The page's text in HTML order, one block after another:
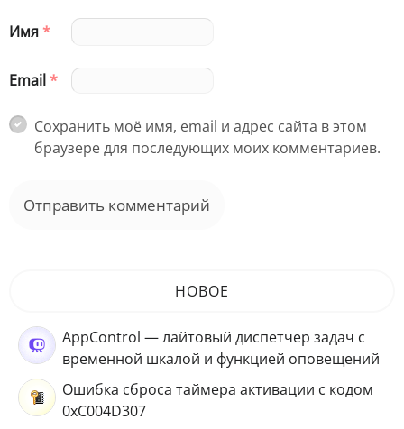
Имя*
Email*
Сохранить моё имя, email и адрес сайта в этом
браузере для последующих моих комментариев.
НОВОЕ
AppControl — лайтовый диспетчер задач с
временной шкалой и функцией оповещений
Ошибка сброса таймера активации с кодом
0xC004D307